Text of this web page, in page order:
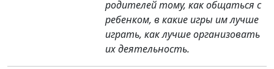
родителей тому, как общаться с
ребенком, в какие игры им лучше
играть, как лучше организовать
их деятельность.